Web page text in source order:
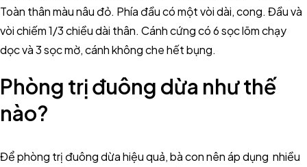
Toàn thân màu nâu đỏ. Phía đầu có một vòi dài, cong. Đầu và
vòi chiếm 1/3 chiều dài thân. Cánh cứng có 6 sọc lõm chạy
dọc và 3 sọc mờ, cánh không che hết bụng.
Phòng trị đuông dừa như thế
nào?
Để phòng trị đuông dừa hiệu quả, bà con nên áp dụng nhiều